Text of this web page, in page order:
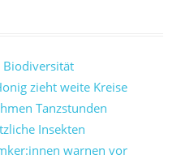
zieht weite Kreise
Tanzstunden
Insekten
warnen vor